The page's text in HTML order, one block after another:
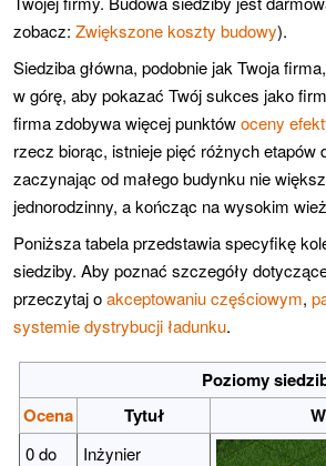
zobacz: Zwiększone koszty budowy).
Siedziba główna, podobnie jak Twoja
w górę, aby pokazać Twój sukces jako
firma zdobywa więcej punktówoceny
rzecz biorąc, istnieje pięć różnych etapów
zaczynając od małego budynku nie
jednorodzinny, a kończąc na wysokim
Poniższa tabela przedstawia specyfikę
siedziby. Aby poznać szczegóły
przeczytaj oakceptowaniu częściowym,
systemie dystrybucji ładunku.
Poziomy
Ocena
Tytuł
0 do
Inżynier